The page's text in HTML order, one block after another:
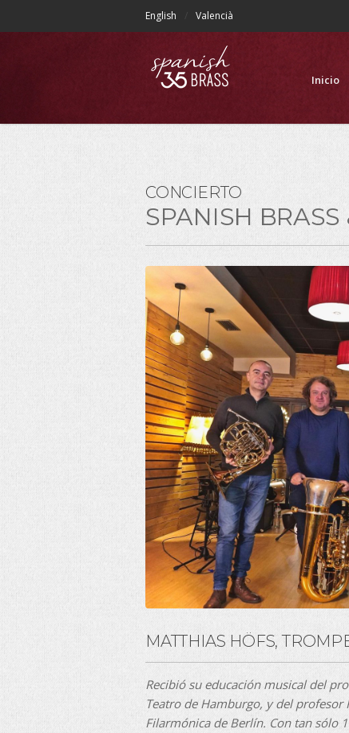
English Valencià
Inicio
CONCIERTO
SPANISH
MATTHIAS HÖFS,
Recibió su educación musical del
Teatro de Hamburgo, y del profesor
Filarmónica de Berlín. Con tan sólo